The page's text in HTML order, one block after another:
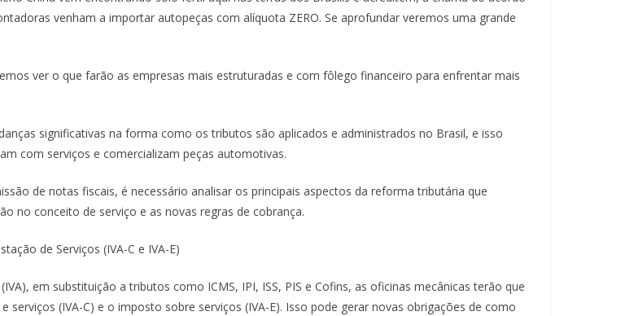
venham a importar autopeças com alíquota ZERO. Se aprofundar veremos uma grande
ver o que farão as empresas mais estruturadas e com fôlego financeiro para enfrentar mais
significativas na forma como os tributos são aplicados e administrados no Brasil, e isso
com serviços e comercializam peças automotivas.
de notas fiscais, é necessário analisar os principais aspectos da reforma tributária que
no conceito de serviço e as novas regras de cobrança.
de Serviços (IVA-C e IVA-E)
em substituição a tributos como ICMS, IPI, ISS, PIS e Cofins, as oficinas mecânicas terão que
(IVA-C) e o imposto sobre serviços (IVA-E). Isso pode gerar novas obrigações de como